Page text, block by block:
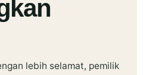
lebih selamat, pemilik